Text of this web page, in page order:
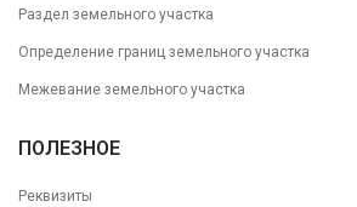
Раздел земельного участка
Определение границ земельного участка
Межевание земельного участка
ПОЛЕЗНОЕ
Реквизиты